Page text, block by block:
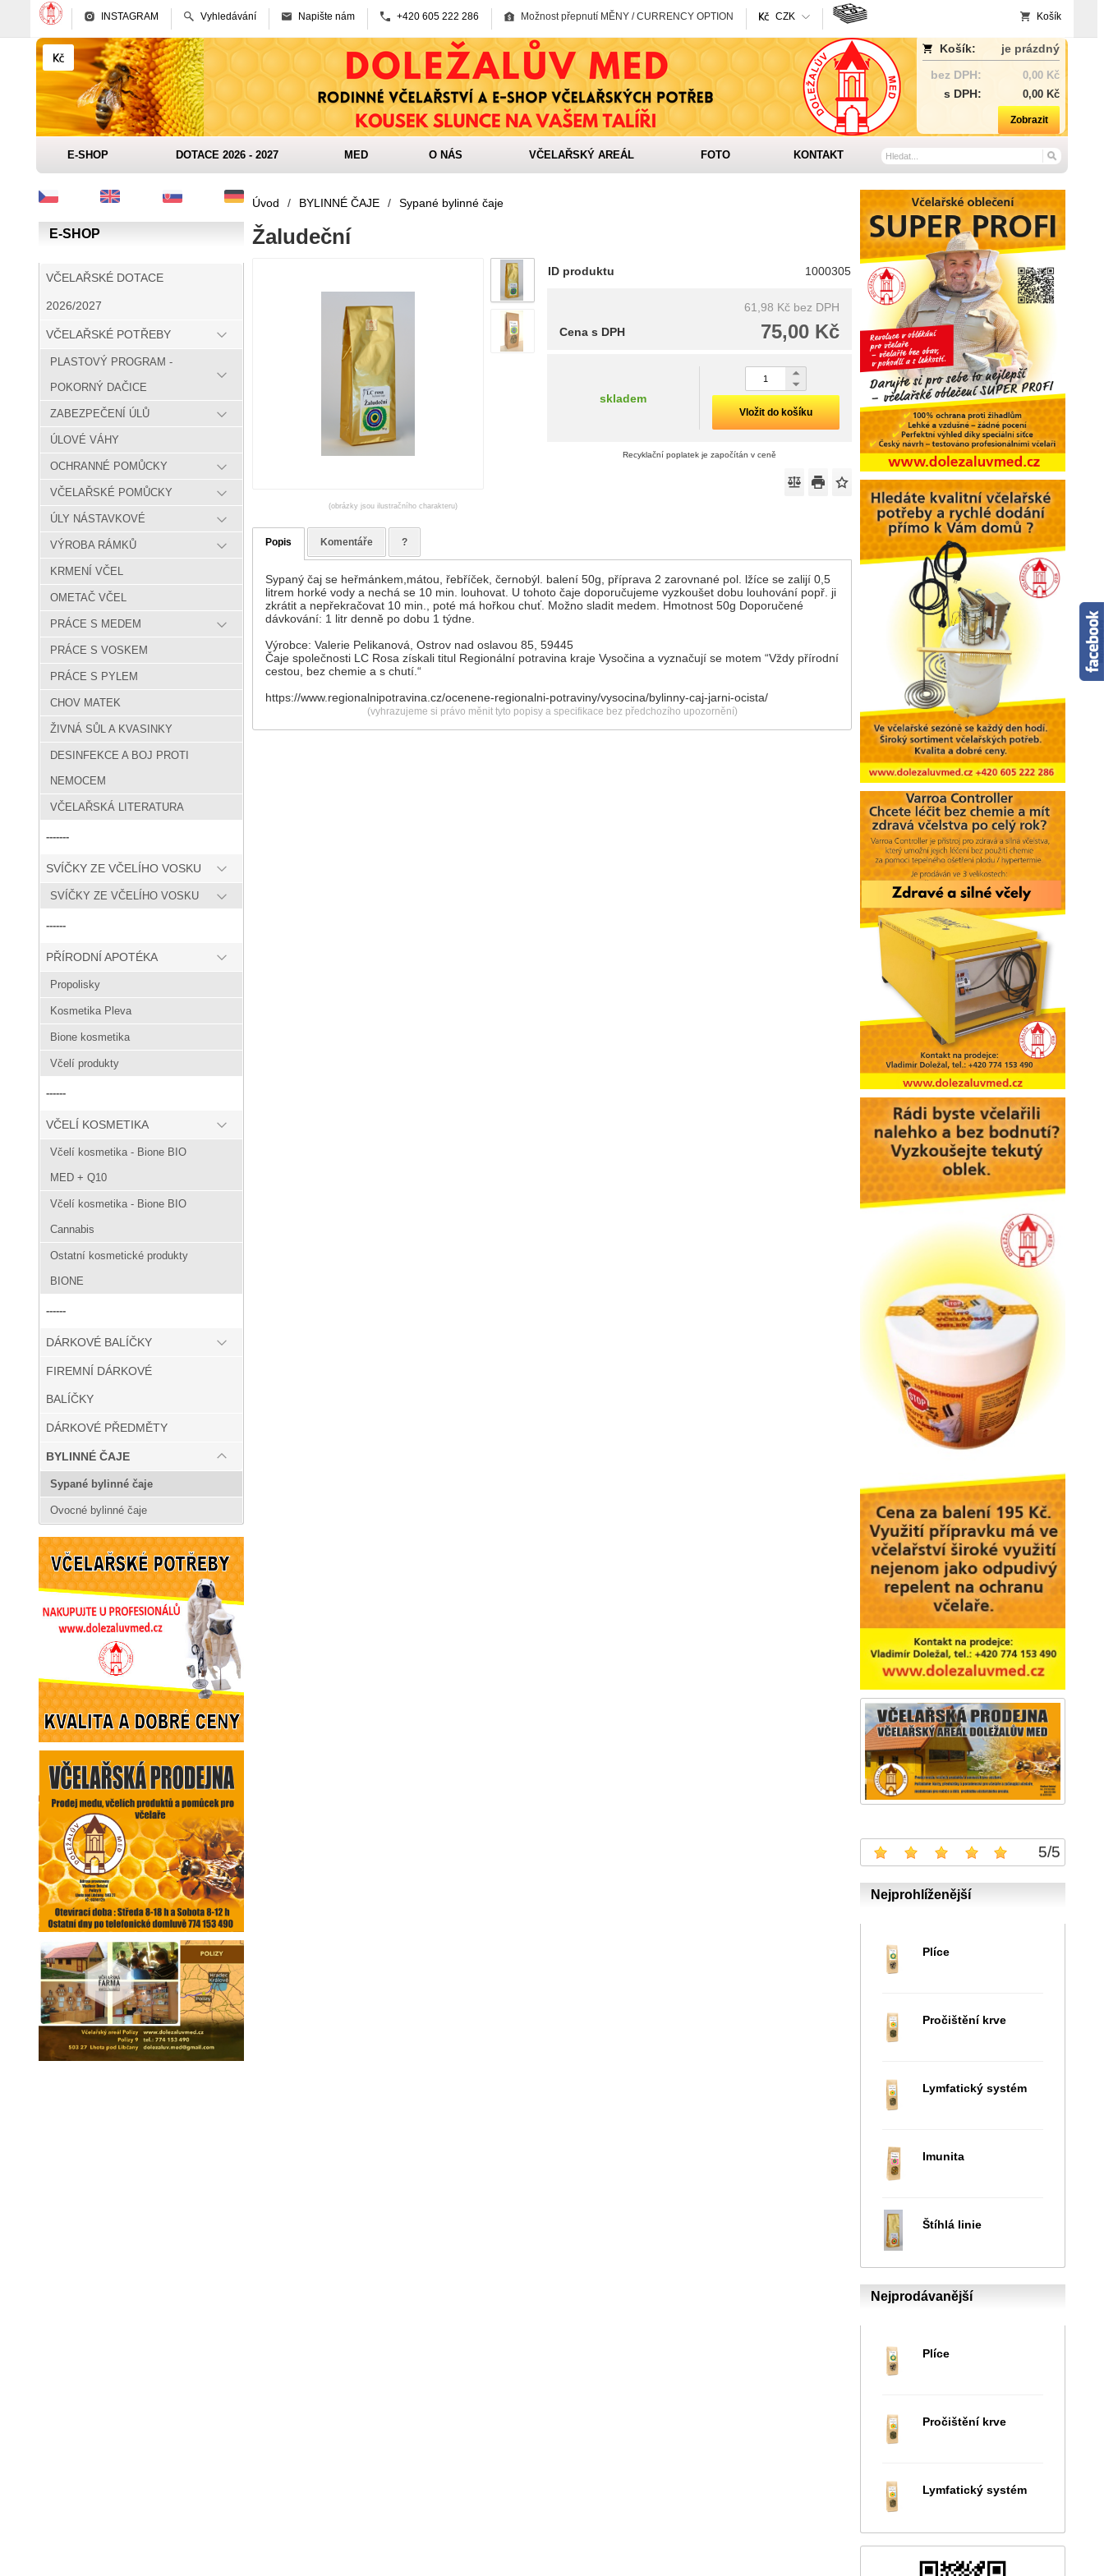
INSTAGRAM Vyhledávání Napište nám +420 605 222 286 Možnost přepnutí MĚNY / CURRENCY OPTION CZK Košík
Košík:
je prázdný
bez DPH:
0,00 Kč
s DPH: 0,00 Kč
Zobrazit
E-SHOP DOTACE 2026 - 2027 MED O NÁS VČELAŘSKÝ AREÁL FOTO KONTAKT
E-SHOP
VČELAŘSKÉ DOTACE
2026/2027
VČELAŘSKÉ POTŘEBY
PLASTOVÝ PROGRAM -
POKORNÝ DAČICE
ZABEZPEČENÍ ÚLŮ
ÚLOVÉ VÁHY
OCHRANNÉ POMŮCKY
VČELAŘSKÉ POMŮCKY
ÚLY NÁSTAVKOVÉ
VÝROBA RÁMKŮ
KRMENÍ VČEL
OMETAČ VČEL
PRÁCE S MEDEM
PRÁCE S VOSKEM
PRÁCE S PYLEM
CHOV MATEK
ŽIVNÁ SŮL A KVASINKY
DESINFEKCE A BOJ PROTI
NEMOCEM
VČELAŘSKÁ LITERATURA
-------
SVÍČKY ZE VČELÍHO VOSKU
SVÍČKY ZE VČELÍHO VOSKU
------
PŘÍRODNÍ APOTÉKA
Propolisky
Kosmetika Pleva
Bione kosmetika
Včelí produkty
------
VČELÍ KOSMETIKA
Včelí kosmetika - Bione BIO
MED + Q10
Včelí kosmetika - Bione BIO
Cannabis
Ostatní kosmetické produkty
BIONE
------
DÁRKOVÉ BALÍČKY
FIREMNÍ DÁRKOVÉ
BALÍČKY
DÁRKOVÉ PŘEDMĚTY
BYLINNÉ ČAJE
Sypané bylinné čaje
Ovocné bylinné čaje
5/5
Nejprohlíženější
Plíce
Pročištění krve
Lymfatický systém
Imunita
Štíhlá linie
Nejprodávanější
Plíce
Pročištění krve
Lymfatický systém
Úvod / BYLINNÉ ČAJE / Sypané bylinné čaje
Žaludeční
(obrázky jsou ilustračního charakteru)
ID produktu 1000305
61,98 Kč bez DPH
75,00 Kč
Cena s DPH
skladem
Vložit do košíku
Recyklační poplatek je započítán v ceně
Popis Komentáře ?
Sypaný čaj se heřmánkem,mátou, řebříček, černobýl. balení 50g, příprava 2 zarovnané pol. lžíce se zalijí 0,5
litrem horké vody a nechá se 10 min. louhovat. U tohoto čaje doporučujeme vyzkoušet dobu louhování popř. ji
zkrátit a nepřekračovat 10 min., poté má hořkou chuť. Možno sladit medem. Hmotnost 50g Doporučené
dávkování: 1 litr denně po dobu 1 týdne.
Výrobce: Valerie Pelikanová, Ostrov nad oslavou 85, 59445
Čaje společnosti LC Rosa získali titul Regionální potravina kraje Vysočina a vyznačují se motem “Vždy přírodní
cestou, bez chemie a s chutí.“
https://www.regionalnipotravina.cz/ocenene-regionalni-potraviny/vysocina/bylinny-caj-jarni-ocista/
(vyhrazujeme si právo měnit tyto popisy a specifikace bez předchozího upozornění)